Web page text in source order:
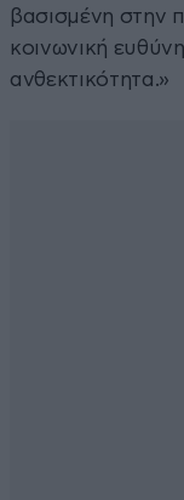
βασισμένη στην
κοινωνική
ανθεκτικότητα.»